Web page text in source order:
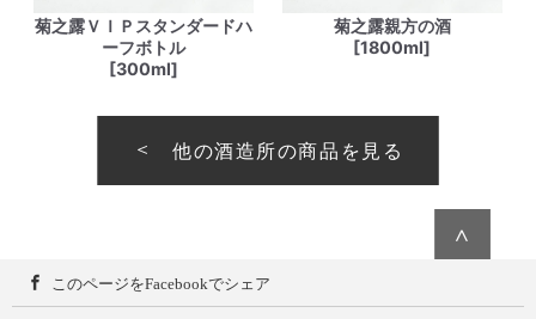
菊之露ＶＩＰスタンダードハ
ーフボトル
[300ml]
菊之露親方の酒
[1800ml]
他の酒造所の商品を見る
∧
このページをFacebookでシェア